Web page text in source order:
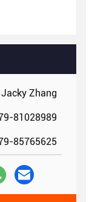
Zhang
81028989
85765625